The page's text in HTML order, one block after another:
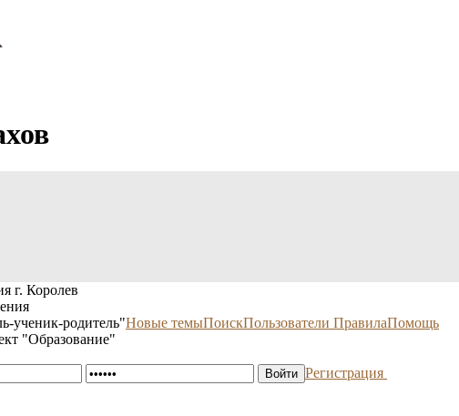
г. Королев
ученик-родитель"
"Образование"
Новые темыПоискПользователи ПравилаПомощь
Регистрация